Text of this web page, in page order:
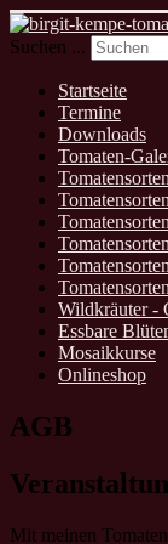
Suchen ...
Startseite
Termine
Downloads
Tomaten-
Wildkräuter -
Essbare
Mosaikkurse
Onlineshop
AGB
Mit meinen